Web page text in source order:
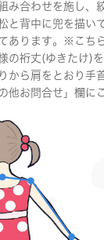
み合わせを施し、
と背中に兜を描い
あります。※こち
の裄丈(ゆきたけ)
から肩をとおり手
他お問合せ」欄に